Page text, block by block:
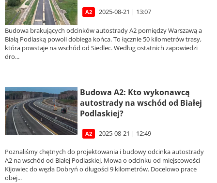
A2 2025-08-21 | 13:07
Budowa brakujących odcinków autostrady A2 pomiędzy Warszawą a
Białą Podlaską powoli dobiega końca. To łącznie 50 kilometrów trasy,
która powstaje na wschód od Siedlec. Według ostatnich zapowiedzi
dro...
Budowa A2: Kto wykonawcą
autostrady na wschód od Białej
Podlaskiej?
A2 2025-08-21 | 12:49
Poznaliśmy chętnych do projektowania i budowy odcinka autostrady
A2 na wschód od Białej Podlaskiej. Mowa o odcinku od miejscowości
Kijowiec do węzła Dobryń o długości 9 kilometrów. Docelowo prace
obej...